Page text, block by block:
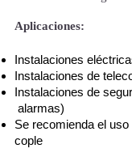
Aplicaciones:
Instalaciones
Instalaciones de
Instalaciones de
alarmas)
Se recomienda el
cople